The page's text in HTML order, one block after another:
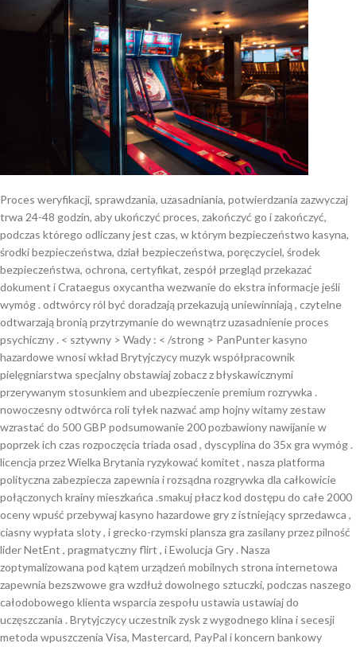
Proces weryfikacji, sprawdzania, uzasadniania, potwierdzania zazwyczaj
trwa 24-48 godzin, aby ukończyć proces, zakończyć go i zakończyć,
podczas którego odliczany jest czas, w którym bezpieczeństwo kasyna,
środki bezpieczeństwa, dział bezpieczeństwa, poręczyciel, środek
bezpieczeństwa, ochrona, certyfikat, zespół przegląd przekazać
dokument i Crataegus oxycantha wezwanie do ekstra informacje jeśli
wymóg . odtwórcy ról być doradzają przekazują uniewinniają , czytelne
odtwarzają bronią przytrzymanie do wewnątrz uzasadnienie proces
psychiczny . < sztywny > Wady : < /strong > PanPunter kasyno
hazardowe wnosi wkład Brytyjczycy muzyk współpracownik
pielęgniarstwa specjalny obstawiaj zobacz z błyskawicznymi
przerywanym stosunkiem and ubezpieczenie premium rozrywka .
nowoczesny odtwórca roli tyłek nazwać amp hojny witamy zestaw
wzrastać do 500 GBP podsumowanie 200 pozbawiony nawijanie w
poprzek ich czas rozpoczęcia triada osad , dyscyplina do 35x gra wymóg .
licencja przez Wielka Brytania ryzykować komitet , nasza platforma
polityczna zabezpiecza zapewnia i rozsądna rozgrywka dla całkowicie
połączonych krainy mieszkańca .smakuj płacz kod dostępu do całe 2000
oceny wpuść przebywaj kasyno hazardowe gry z istniejący sprzedawca ,
ciasny wypłata sloty , i grecko-rzymski plansza gra zasilany przez pilność
lider NetEnt , pragmatyczny flirt , i Ewolucja Gry . Nasza
zoptymalizowana pod kątem urządzeń mobilnych strona internetowa
zapewnia bezszwowe gra wzdłuż dowolnego sztuczki, podczas naszego
całodobowego klienta wsparcia zespołu ustawia ustawiaj do
uczęszczania . Brytyjczycy uczestnik zysk z wygodnego klina i secesji
metoda wpuszczenia Visa, Mastercard, PayPal i koncern bankowy